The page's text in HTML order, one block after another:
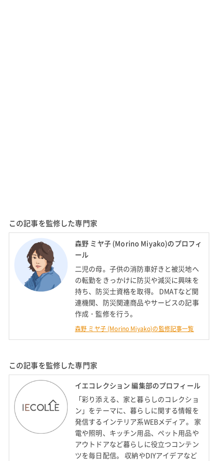
この記事を監修した専門家
森野 ミヤ子 (Morino Miyako)のプロフィ
ール
二児の母。子供の消防車好きと被災地へ
の転勤をきっかけに防災や減災に興味を
持ち、防災士資格を取得。 DMATなど関
連機関、防災関連商品やサービスの記事
作成・監修を行う。
森野 ミヤ子 (Morino Miyako)の監修記事一覧
この記事を監修した専門家
イエコレクション 編集部のプロフィール
「彩り添える、家と暮らしのコレクショ
ン」をテーマに、暮らしに関する情報を
発信するインテリア系WEBメディア。 家
電や照明、キッチン用品、ペット用品や
アウトドアなど暮らしに役立つコンテン
ツを毎日配信。 収納やDIYアイデアなど